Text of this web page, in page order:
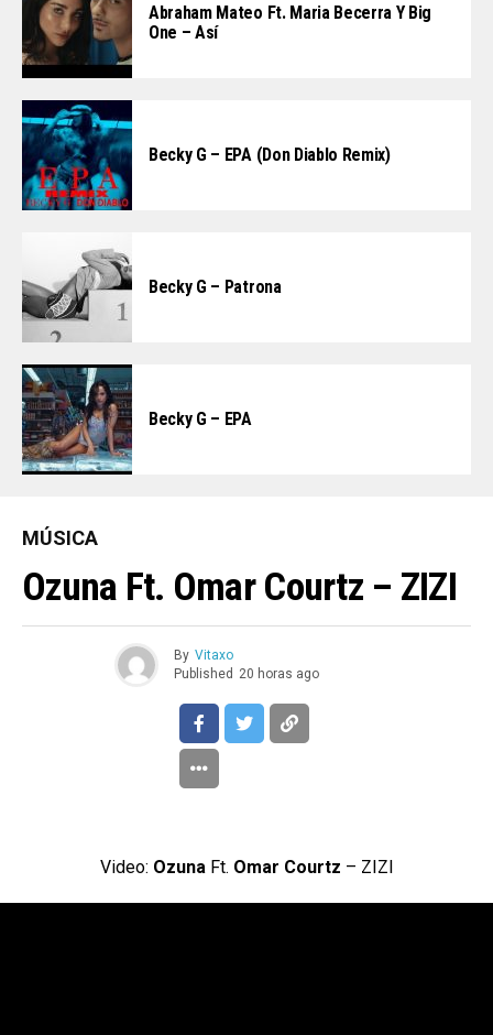
Abraham Mateo Ft. Maria Becerra Y Big
One – Así
Becky G – EPA (Don Diablo Remix)
Becky G – Patrona
Becky G – EPA
MÚSICA
Ozuna Ft. Omar Courtz – ZIZI
By Vitaxo
Published 20 horas ago
Video: Ozuna Ft. Omar Courtz – ZIZI